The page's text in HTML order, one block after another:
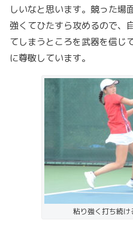
しいなと思います。競った場
強くてひたすら攻めるので、
てしまうところを武器を信じ
に尊敬しています。
粘り強く打ち続